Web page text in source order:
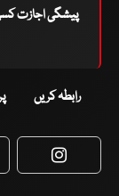
پیشگی اجازت
رابطہ کریں